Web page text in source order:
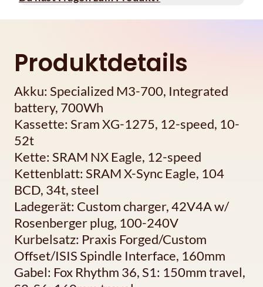
Produktdetails
Akku: Specialized M3-700, Integrated
battery, 700Wh
Kassette: Sram XG-1275, 12-speed, 10-
52t
Kette: SRAM NX Eagle, 12-speed
Kettenblatt: SRAM X-Sync Eagle, 104
BCD, 34t, steel
Ladegerät: Custom charger, 42V4A w/
Rosenberger plug, 100-240V
Kurbelsatz: Praxis Forged/Custom
Offset/ISIS Spindle Interface, 160mm
Gabel: Fox Rhythm 36, S1: 150mm travel,